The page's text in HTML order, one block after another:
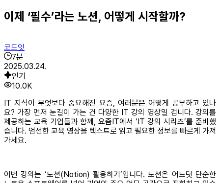
이제 ‘필수’라는 노션, 어떻게 시작할까?
코드잇
7분
2025.03.24.
인기
10.0K
IT 지식이 무엇보다 중요해진 요즘, 여러분은 어떻게 공부하고 있나
요? 가장 먼저 눈길이 가는 건 다양한 IT 강의 영상일 겁니다. 강의를
제공하는 교육 기업들과 함께, 요즘IT에서 ‘IT 강의 시리즈’를 준비했
습니다. 엄선한 교육 영상을 텍스트로 읽고 필요한 정보를 빠르게 가져
가세요.
이번 강의는 ‘노션(Notion) 활용하기’입니다. 노션은 어느덧 단순한